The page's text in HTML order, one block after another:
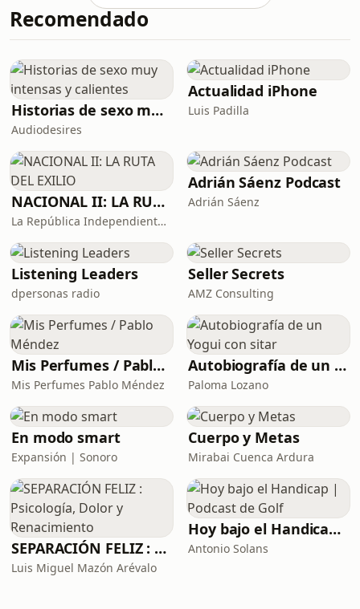
Recomendado
Historias de sexo muy intensas y calientes
Audiodesires
Actualidad iPhone
Luis Padilla
NACIONAL II: LA RUTA DEL EXILIO
La República Independiente de la Radio
Adrián Sáenz Podcast
Adrián Sáenz
Listening Leaders
dpersonas radio
Seller Secrets
AMZ Consulting
Mis Perfumes / Pablo Méndez
Mis Perfumes Pablo Méndez
Autobiografía de un Yogui con sitar
Paloma Lozano
En modo smart
Expansión | Sonoro
Cuerpo y Metas
Mirabai Cuenca Ardura
SEPARACIÓN FELIZ : Psicología, Dolor y Renacimiento
Luis Miguel Mazón Arévalo
Hoy bajo el Handicap | Podcast de Golf
Antonio Solans